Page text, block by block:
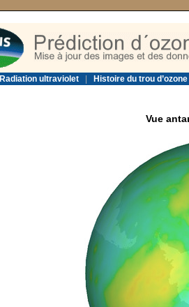
Radiation ultraviolet Histoire du trou d’ozone
Vue